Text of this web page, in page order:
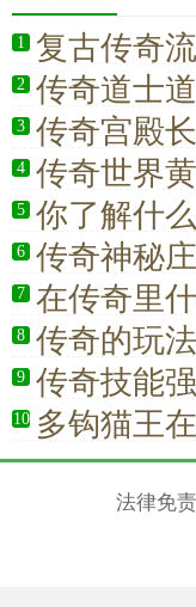
1 复古传奇
2 传奇道士
3 传奇宫殿
4 传奇世界
5 你了解什
6 传奇神秘
7 在传奇里
8 传奇的玩法
9 传奇技能
10 多钩猫王
法律免